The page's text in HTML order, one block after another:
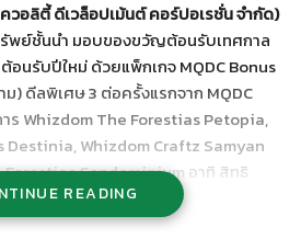
วอลิตี้ ดีเวล็อปเม้นต์ คอร์ปอเรชั่น จำกัด)
ย์ชั้นนำ มอบของขวัญต้อนรับเทศกาล
อนรับปีใหม่ ด้วยแพ็กเกจ MQDC Bonus
) ดีลพิเศษ 3 ต่อครั้งแรกจาก MQDC
ร Whizdom The Forestias Petopia,
Destinia, Whizdom Craftz Samyan
Forestias Condominium อาทิ สิทธิ
สูงสุด 350,000 บาท และ การ
ป็นต้น
READING